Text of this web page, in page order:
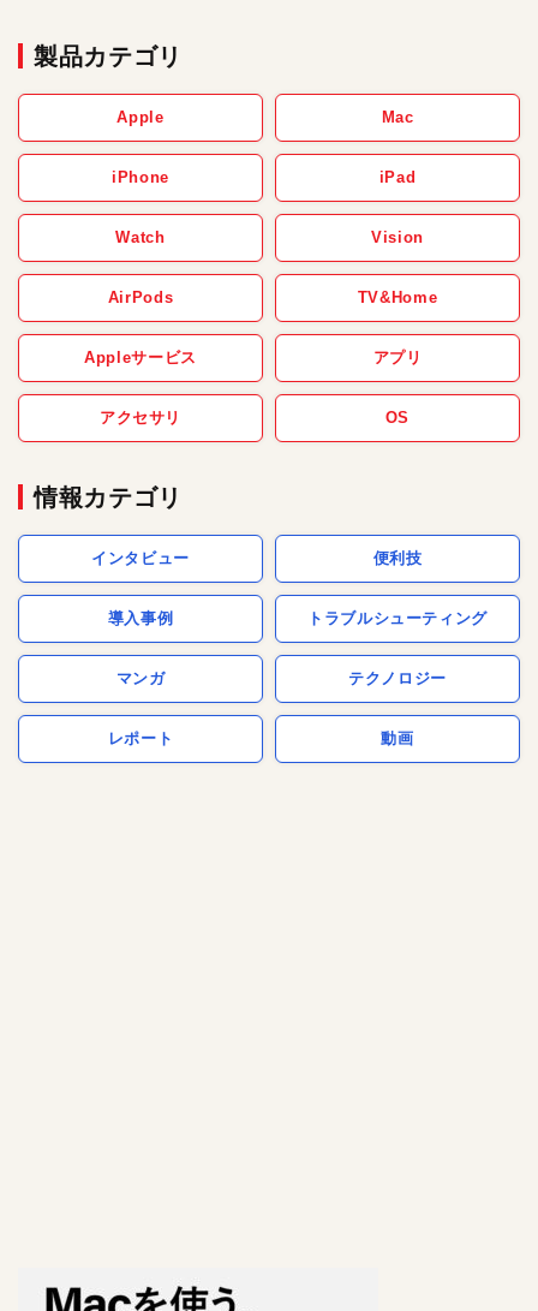
製品カテゴリ
Apple Mac
iPhone iPad
Watch Vision
AirPods TV&Home
Appleサービス アプリ
アクセサリ OS
情報カテゴリ
インタビュー 便利技
導入事例 トラブルシューティング
マンガ テクノロジー
レポート 動画